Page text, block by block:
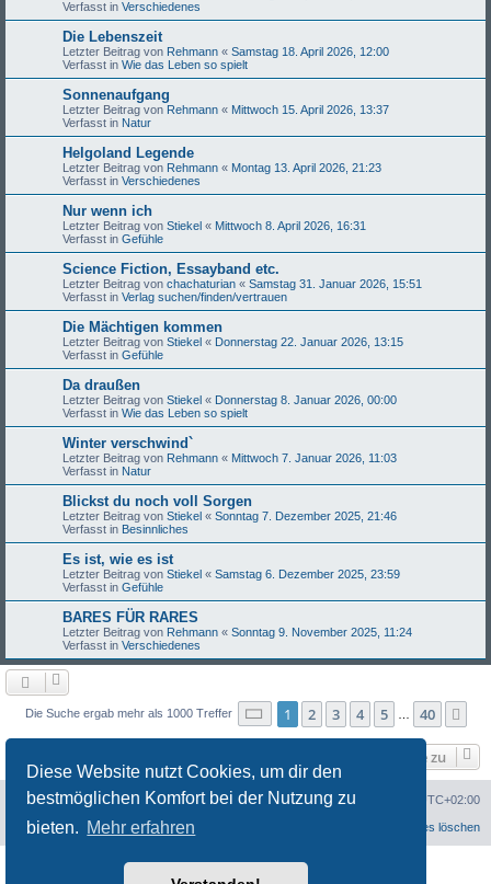
Diese Website nutzt Cookies, um dir den
bestmöglichen Komfort bei der Nutzung zu
bieten. Mehr erfahren
Verfasst in Verschiedenes
Die Lebenszeit
Letzter Beitrag von Rehmann « Samstag 18. April 2026, 12:00
Verfasst in Wie das Leben so spielt
Sonnenaufgang
Letzter Beitrag von Rehmann « Mittwoch 15. April 2026, 13:37
Verfasst in Natur
Helgoland Legende
Letzter Beitrag von Rehmann « Montag 13. April 2026, 21:23
Verfasst in Verschiedenes
Nur wenn ich
Letzter Beitrag von Stiekel « Mittwoch 8. April 2026, 16:31
Verfasst in Gefühle
Science Fiction, Essayband etc.
Letzter Beitrag von chachaturian « Samstag 31. Januar 2026, 15:51
Verfasst in Verlag suchen/finden/vertrauen
Die Mächtigen kommen
Letzter Beitrag von Stiekel « Donnerstag 22. Januar 2026, 13:15
Verfasst in Gefühle
Da draußen
Letzter Beitrag von Stiekel « Donnerstag 8. Januar 2026, 00:00
Verfasst in Wie das Leben so spielt
Winter verschwind`
Letzter Beitrag von Rehmann « Mittwoch 7. Januar 2026, 11:03
Verfasst in Natur
Blickst du noch voll Sorgen
Letzter Beitrag von Stiekel « Sonntag 7. Dezember 2025, 21:46
Verfasst in Besinnliches
Es ist, wie es ist
Letzter Beitrag von Stiekel « Samstag 6. Dezember 2025, 23:59
Verfasst in Gefühle
BARES FÜR RARES
Letzter Beitrag von Rehmann « Sonntag 9. November 2025, 11:24
Verfasst in Verschiedenes
Die Suche ergab mehr als 1000 Treffer Seite 1von 40
1 2 3 4 5 40
Gehe zu
Portal Foren-Übersicht Alle Zeiten sind UTC+02:00
Alle Cookies löschen
Powered byphpBB® Forum Software © phpBB Limited